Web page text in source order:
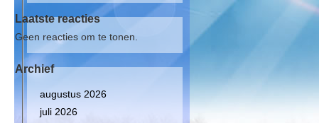
Laatste reacties
Geen reacties om te tonen.
Archief
augustus 2026
juli 2026